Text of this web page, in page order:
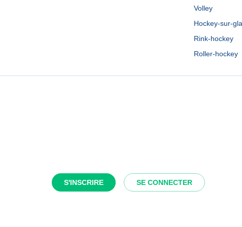
S'INSCRIRE SE CONNECTER
Volley
Hockey-sur-
Rink-hockey
Roller-hockey